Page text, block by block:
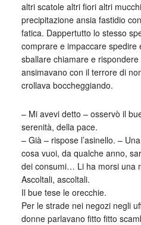
altri scatole altri fiori altri
precipitazione ansia fastidio
fatica. Dappertutto lo stesso
comprare e impaccare spedire
sballare chiamare e
ansimavano con il terrore di
crollava boccheggiando.
– Mi avevi detto – osservò il
serenità, della pace.
– Già – rispose l’asinello. –
cosa vuoi, da qualche anno,
dei consumi… Li ha morsi una
Ascoltali, ascoltali.
Il bue tese le orecchie.
Per le strade nei negozi negli
donne parlavano fitto fitto